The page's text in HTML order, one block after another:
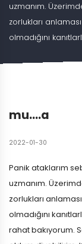
uzmanım.
zorlukları
olmadığını
mu….a
2022-01-30
Panik ataklarım
uzmanım.
zorlukları
olmadığını
rahat bakıyorum.